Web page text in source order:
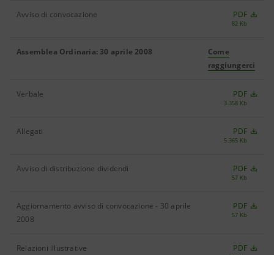
Avviso di convocazione PDF
82 Kb
Assemblea Ordinaria: 30 aprile 2008
Come
raggiungerci
Verbale PDF
3.358 Kb
Allegati PDF
5.365 Kb
Avviso di distribuzione dividendi PDF
57 Kb
Aggiornamento avviso di convocazione - 30 aprile
2008
PDF
57 Kb
Relazioni illustrative PDF